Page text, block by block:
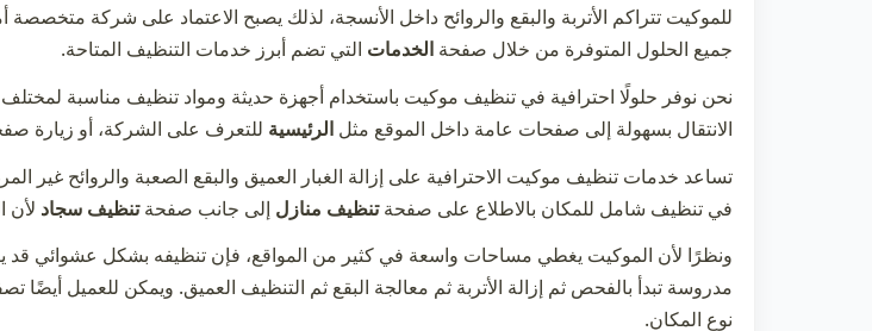
للموكيت تتراكم الأتربة والبقع والروائح داخل الأنسجة، لذلك يصبح الاعتماد على شركة
جميع الحلول المتوفرة من خلال صفحة الخدمات التي تضم أبرز خدمات التنظيف المتاحة.
نحن نوفر حلولًا احترافية في تنظيف موكيت باستخدام أجهزة حديثة ومواد تنظيف مناسبة
الانتقال بسهولة إلى صفحات عامة داخل الموقع مثل الرئيسية للتعرف على الشركة، أو زيارة
تساعد خدمات تنظيف موكيت الاحترافية على إزالة الغبار العميق والبقع الصعبة والروائح
في تنظيف شامل للمكان بالاطلاع على صفحةتنظيف منازل إلى جانب صفحةتنظيف سجاد لأن
ونظرًا لأن الموكيت يغطي مساحات واسعة في كثير من المواقع، فإن تنظيفه بشكل عشوائي قد
مدروسة تبدأ بالفحص ثم إزالة الأتربة ثم معالجة البقع ثم التنظيف العميق. ويمكن للعميل
نوع المكان.